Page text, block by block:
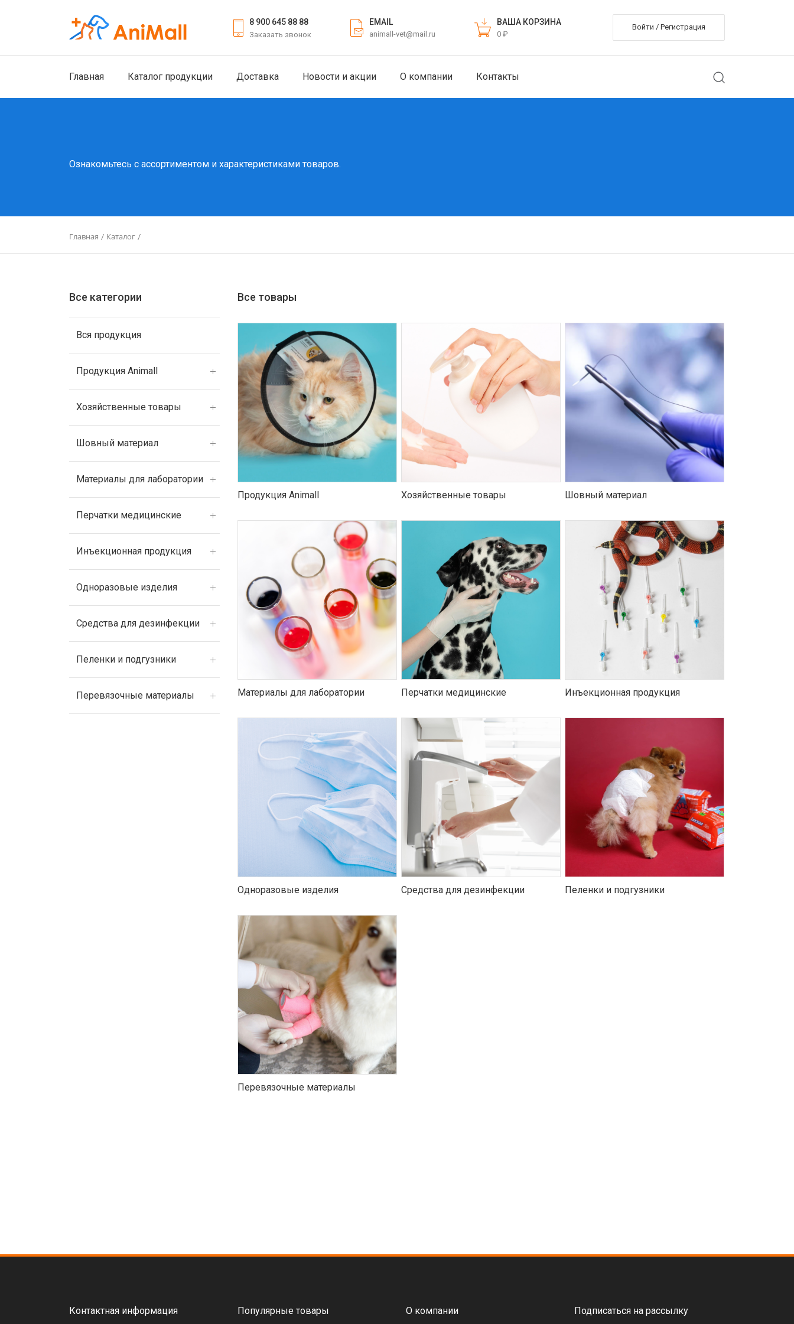
8 900 645 88 88
Заказать звонок
EMAIL
animall-vet@mail.ru
ВАША КОРЗИНА
0 ₽
Войти / Регистрация
Главная Каталог продукции Доставка Новости и акции О компании Контакты
Ознакомьтесь с ассортиментом и характеристиками товаров.
Главная / Каталог /
Все категории
Вся продукция
Продукция Animall
Хозяйственные товары
Шовный материал
Материалы для лаборатории
Перчатки медицинские
Инъекционная продукция
Одноразовые изделия
Средства для дезинфекции
Пеленки и подгузники
Перевязочные материалы
Все товары
Продукция Animall Хозяйственные товары Шовный материал
Материалы для лаборатории Перчатки медицинские Инъекционная продукция
Одноразовые изделия Средства для дезинфекции Пеленки и подгузники
Перевязочные материалы
Контактная информация Популярные товары О компании Подписаться на рассылку